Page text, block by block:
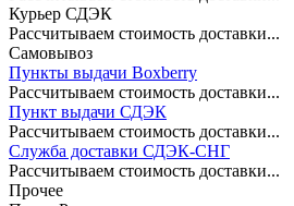
Курьер СДЭК
Рассчитываем стоимость доставки...
Самовывоз
Пункты выдачи Boxberry
Рассчитываем стоимость доставки...
Пункт выдачи СДЭК
Рассчитываем стоимость доставки...
Служба доставки СДЭК-СНГ
Рассчитываем стоимость доставки...
Прочее